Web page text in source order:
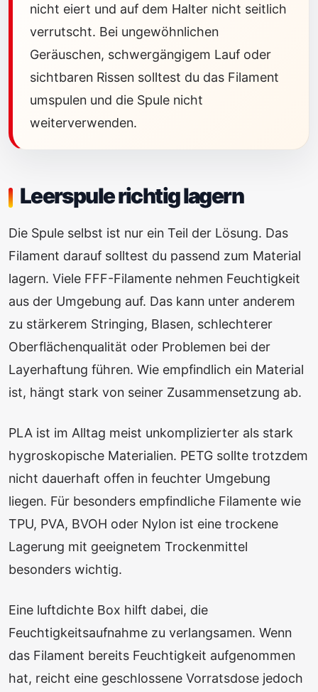
nicht eiert und auf dem Halter nicht seitlich
verrutscht. Bei ungewöhnlichen
Geräuschen, schwergängigem Lauf oder
sichtbaren Rissen solltest du das Filament
umspulen und die Spule nicht
weiterverwenden.
Leerspule richtig lagern
Die Spule selbst ist nur ein Teil der Lösung. Das
Filament darauf solltest du passend zum Material
lagern. Viele FFF-Filamente nehmen Feuchtigkeit
aus der Umgebung auf. Das kann unter anderem
zu stärkerem Stringing, Blasen, schlechterer
Oberflächenqualität oder Problemen bei der
Layerhaftung führen. Wie empfindlich ein Material
ist, hängt stark von seiner Zusammensetzung ab.
PLA ist im Alltag meist unkomplizierter als stark
hygroskopische Materialien. PETG sollte trotzdem
nicht dauerhaft offen in feuchter Umgebung
liegen. Für besonders empfindliche Filamente wie
TPU, PVA, BVOH oder Nylon ist eine trockene
Lagerung mit geeignetem Trockenmittel
besonders wichtig.
Eine luftdichte Box hilft dabei, die
Feuchtigkeitsaufnahme zu verlangsamen. Wenn
das Filament bereits Feuchtigkeit aufgenommen
hat, reicht eine geschlossene Vorratsdose jedoch